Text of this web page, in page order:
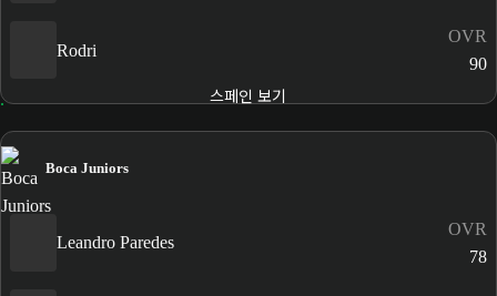
Rodri
OVR
90
스페인 보기
Boca Juniors
Leandro Paredes
OVR
78